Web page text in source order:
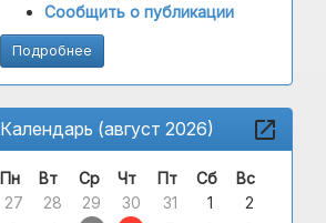
Сообщить о публикации
Подробнее
Календарь (август 2026)
Пн Вт Ср Чт Пт Сб
Вс
27
28 29 30 31 1
2